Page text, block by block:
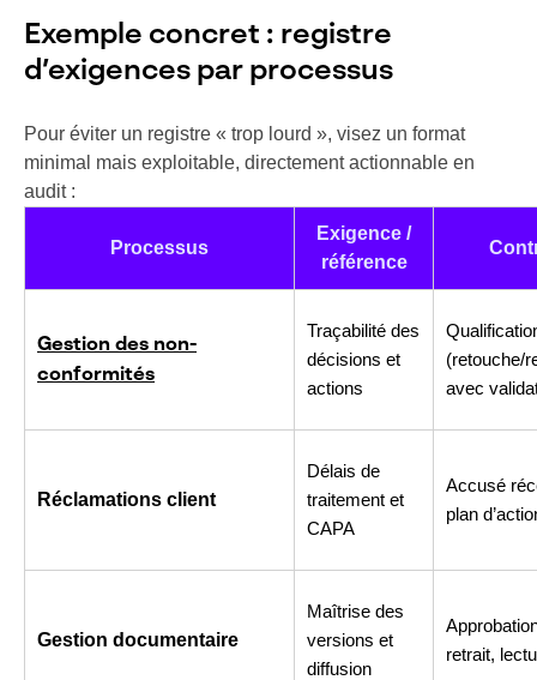
Exemple concret : registre
d’exigences par processus
Pour éviter un registre « trop lourd », visez un format
minimal mais exploitable, directement actionnable en
audit :
Processus
Exigence /
référence
Gestion des non-
conformités
Traçabilité des
décisions et
actions
(retouche/
avec
Réclamations client
Délais de
traitement et
CAPA
Accusé
plan
Gestion documentaire
Maîtrise des
versions et
diffusion
retrait,